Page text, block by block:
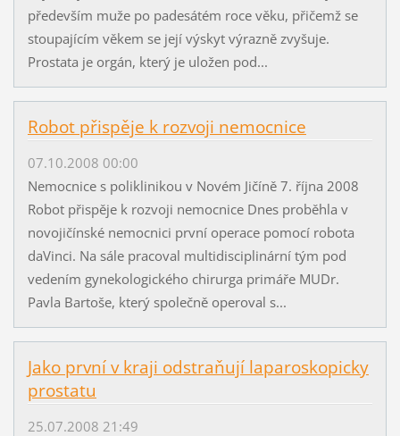
především muže po padesátém roce věku, přičemž se
stoupajícím věkem se její výskyt výrazně zvyšuje.
Prostata je orgán, který je uložen pod...
Robot přispěje k rozvoji nemocnice
07.10.2008 00:00
Nemocnice s poliklinikou v Novém Jičíně 7. října 2008
Robot přispěje k rozvoji nemocnice Dnes proběhla v
novojičínské nemocnici první operace pomocí robota
daVinci. Na sále pracoval multidisciplinární tým pod
vedením gynekologického chirurga primáře MUDr.
Pavla Bartoše, který společně operoval s...
Jako první v kraji odstraňují laparoskopicky
prostatu
25.07.2008 21:49